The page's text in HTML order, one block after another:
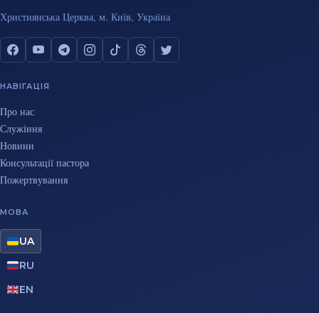
Християнська Церква, м. Київ, Україна
НАВІГАЦІЯ
Про нас
Служіння
Новини
Консультації пастора
Пожертвування
МОВА
UA
RU
EN